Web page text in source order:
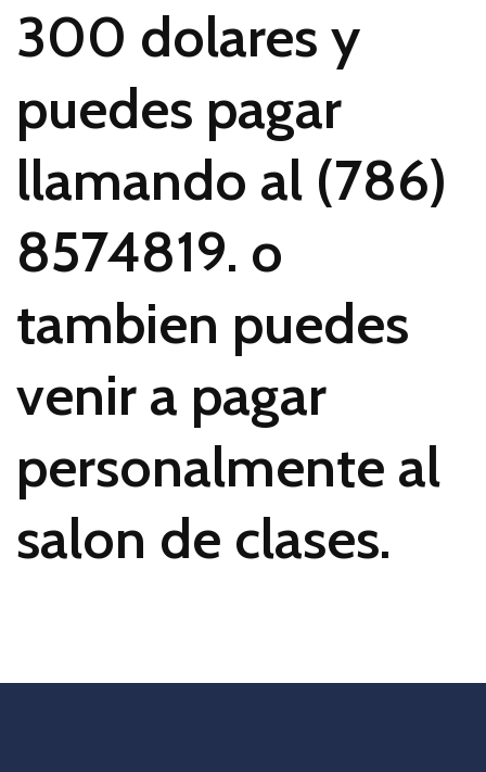
300 dolares y
puedes pagar
llamando al (786)
8574819. o
tambien puedes
venir a pagar
personalmente al
salon de clases.